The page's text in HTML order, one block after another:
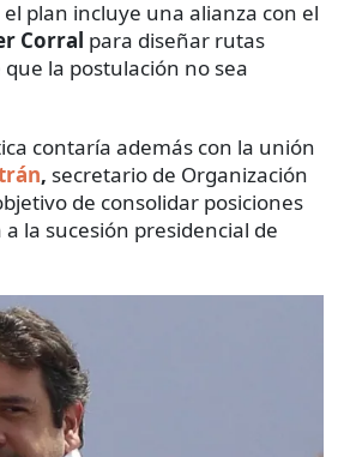
plan incluye una alianza con el
Corral para diseñar rutas
la postulación no sea
contaría además con la unión
, secretario de Organización
de consolidar posiciones
la sucesión presidencial de